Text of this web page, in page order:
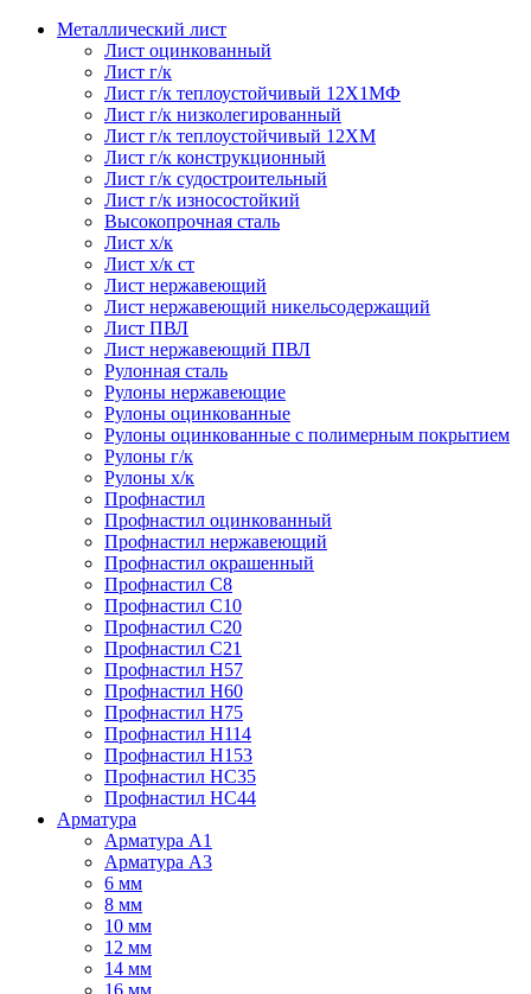
Металлический лист
Лист оцинкованный
Лист г/к
Лист г/к теплоустойчивый 12Х1МФ
Лист г/к низколегированный
Лист г/к теплоустойчивый 12ХМ
Лист г/к конструкционный
Лист г/к судостроительный
Лист г/к износостойкий
Высокопрочная сталь
Лист х/к
Лист х/к ст
Лист нержавеющий
Лист нержавеющий никельсодержащий
Лист ПВЛ
Лист нержавеющий ПВЛ
Рулонная сталь
Рулоны нержавеющие
Рулоны оцинкованные
Рулоны оцинкованные с полимерным покрытием
Рулоны г/к
Рулоны х/к
Профнастил
Профнастил оцинкованный
Профнастил нержавеющий
Профнастил окрашенный
Профнастил С8
Профнастил С10
Профнастил С20
Профнастил С21
Профнастил Н57
Профнастил Н60
Профнастил Н75
Профнастил Н114
Профнастил Н153
Профнастил НС35
Профнастил НС44
Арматура
Арматура А1
Арматура А3
6 мм
8 мм
10 мм
12 мм
14 мм
16 мм